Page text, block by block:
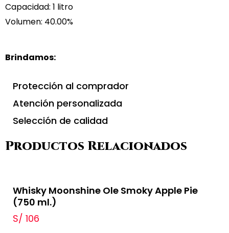
Capacidad: 1 litro
Volumen: 40.00%
Brindamos:
Protección al comprador
Atención personalizada
Selección de calidad
Productos Relacionados
Whisky Moonshine Ole Smoky Apple Pie
(750 ml.)
S/ 106